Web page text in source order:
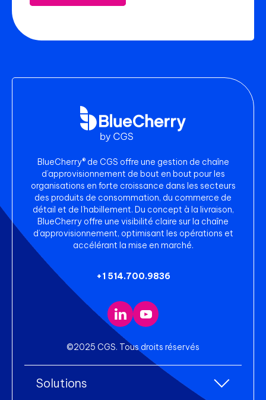
BlueCherry® de CGS offre une gestion de chaîne
d’approvisionnement de bout en bout pour les
organisations en forte croissance dans les secteurs
des produits de consommation, du commerce de
détail et de l’habillement. Du concept à la livraison,
BlueCherry offre une visibilité claire sur la chaîne
d’approvisionnement, optimisant les opérations et
accélérant la mise en marché.
+1 514.700.9836
©2025 CGS. Tous droits réservés
Solutions